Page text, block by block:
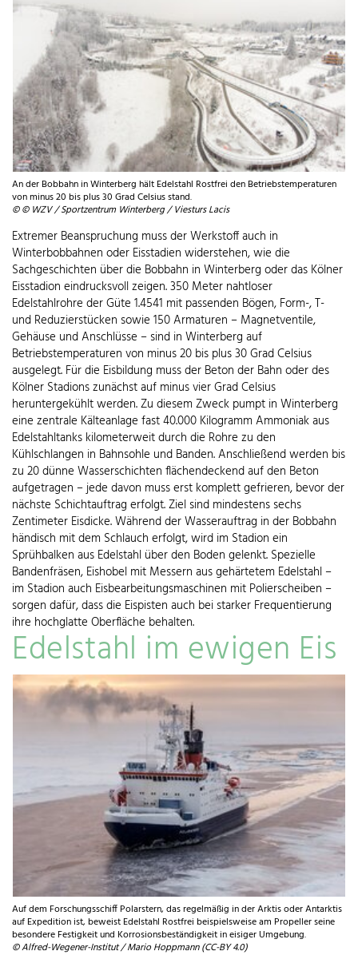
An der Bobbahn in Winterberg hält Edelstahl Rostfrei den Betriebstemperaturen
von minus 20 bis plus 30 Grad Celsius stand.
© © WZV / Sportzentrum Winterberg / Viesturs Lacis
Extremer Beanspruchung muss der Werkstoff auch in
Winterbobbahnen oder Eisstadien widerstehen, wie die
Sachgeschichten über die Bobbahn in Winterberg oder das Kölner
Eisstadion eindrucksvoll zeigen. 350 Meter nahtloser
Edelstahlrohre der Güte 1.4541 mit passenden Bögen, Form-, T-
und Reduzierstücken sowie 150 Armaturen – Magnetventile,
Gehäuse und Anschlüsse – sind in Winterberg auf
Betriebstemperaturen von minus 20 bis plus 30 Grad Celsius
ausgelegt. Für die Eisbildung muss der Beton der Bahn oder des
Kölner Stadions zunächst auf minus vier Grad Celsius
heruntergekühlt werden. Zu diesem Zweck pumpt in Winterberg
eine zentrale Kälteanlage fast 40.000 Kilogramm Ammoniak aus
Edelstahltanks kilometerweit durch die Rohre zu den
Kühlschlangen in Bahnsohle und Banden. Anschließend werden bis
zu 20 dünne Wasserschichten flächendeckend auf den Beton
aufgetragen – jede davon muss erst komplett gefrieren, bevor der
nächste Schichtauftrag erfolgt. Ziel sind mindestens sechs
Zentimeter Eisdicke. Während der Wasserauftrag in der Bobbahn
händisch mit dem Schlauch erfolgt, wird im Stadion ein
Sprühbalken aus Edelstahl über den Boden gelenkt. Spezielle
Bandenfräsen, Eishobel mit Messern aus gehärtetem Edelstahl –
im Stadion auch Eisbearbeitungsmaschinen mit Polierscheiben –
sorgen dafür, dass die Eispisten auch bei starker Frequentierung
ihre hochglatte Oberfläche behalten.
Edelstahl im ewigen Eis
Auf dem Forschungsschiff Polarstern, das regelmäßig in der Arktis oder Antarktis
auf Expedition ist, beweist Edelstahl Rostfrei beispielsweise am Propeller seine
besondere Festigkeit und Korrosionsbeständigkeit in eisiger Umgebung.
© Alfred-Wegener-Institut / Mario Hoppmann (CC-BY 4.0)